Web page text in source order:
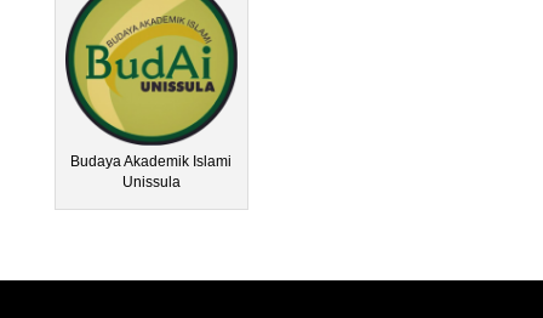
Budaya Akademik Islami
Unissula